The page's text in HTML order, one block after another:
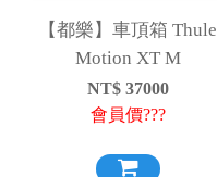
【都樂】車頂箱 Thule
Motion XT M
NT$ 37000
會員價???